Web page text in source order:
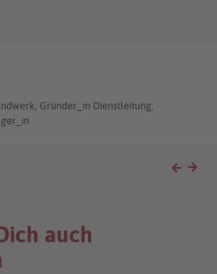
Gründer_in Dienstleitung,
auch